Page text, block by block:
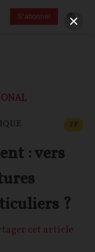
S'abonner
FP
: vers
?
cet article